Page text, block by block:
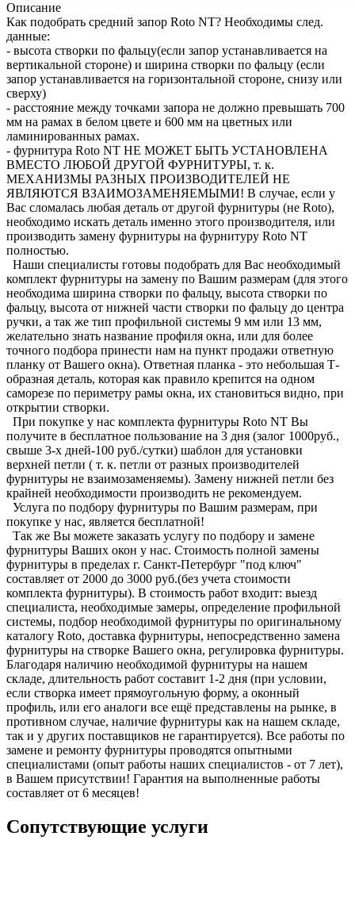
Описание
Как подобрать средний запор Roto NT? Необходимы след.
данные:
- высота створки по фальцу(если запор устанавливается на
вертикальной стороне) и ширина створки по фальцу (если
запор устанавливается на горизонтальной стороне, снизу или
сверху)
- расстояние между точками запора не должно превышать 700
мм на рамах в белом цвете и 600 мм на цветных или
ламинированных рамах.
- фурнитура Roto NT НЕ МОЖЕТ БЫТЬ УСТАНОВЛЕНА
ВМЕСТО ЛЮБОЙ ДРУГОЙ ФУРНИТУРЫ, т. к.
МЕХАНИЗМЫ РАЗНЫХ ПРОИЗВОДИТЕЛЕЙ НЕ
ЯВЛЯЮТСЯ ВЗАИМОЗАМЕНЯЕМЫМИ! В случае, если у
Вас сломалась любая деталь от другой фурнитуры (не Roto),
необходимо искать деталь именно этого производителя, или
производить замену фурнитуры на фурнитуру Roto NT
полностью.
Наши специалисты готовы подобрать для Вас необходимый
комплект фурнитуры на замену по Вашим размерам (для этого
необходима ширина створки по фальцу, высота створки по
фальцу, высота от нижней части створки по фальцу до центра
ручки, а так же тип профильной системы 9 мм или 13 мм,
желательно знать название профиля окна, или для более
точного подбора принести нам на пункт продажи ответную
планку от Вашего окна). Ответная планка - это небольшая Т-
образная деталь, которая как правило крепится на одном
саморезе по периметру рамы окна, их становиться видно, при
открытии створки.
При покупке у нас комплекта фурнитуры Roto NT Вы
получите в бесплатное пользование на 3 дня (залог 1000руб.,
свыше 3-х дней-100 руб./сутки) шаблон для установки
верхней петли ( т. к. петли от разных производителей
фурнитуры не взаимозаменяемы). Замену нижней петли без
крайней необходимости производить не рекомендуем.
Услуга по подбору фурнитуры по Вашим размерам, при
покупке у нас, является бесплатной!
Так же Вы можете заказать услугу по подбору и замене
фурнитуры Ваших окон у нас. Стоимость полной замены
фурнитуры в пределах г. Санкт-Петербург "под ключ"
составляет от 2000 до 3000 руб.(без учета стоимости
комплекта фурнитуры). В стоимость работ входит: выезд
специалиста, необходимые замеры, определение профильной
системы, подбор необходимой фурнитуры по оригинальному
каталогу Roto, доставка фурнитуры, непосредственно замена
фурнитуры на створке Вашего окна, регулировка фурнитуры.
Благодаря наличию необходимой фурнитуры на нашем
складе, длительность работ составит 1-2 дня (при условии,
если створка имеет прямоугольную форму, а оконный
профиль, или его аналоги все ещё представлены на рынке, в
противном случае, наличие фурнитуры как на нашем складе,
так и у других поставщиков не гарантируется). Все работы по
замене и ремонту фурнитуры проводятся опытными
специалистами (опыт работы наших специалистов - от 7 лет),
в Вашем присутствии! Гарантия на выполненные работы
составляет от 6 месяцев!
Сопутствующие услуги